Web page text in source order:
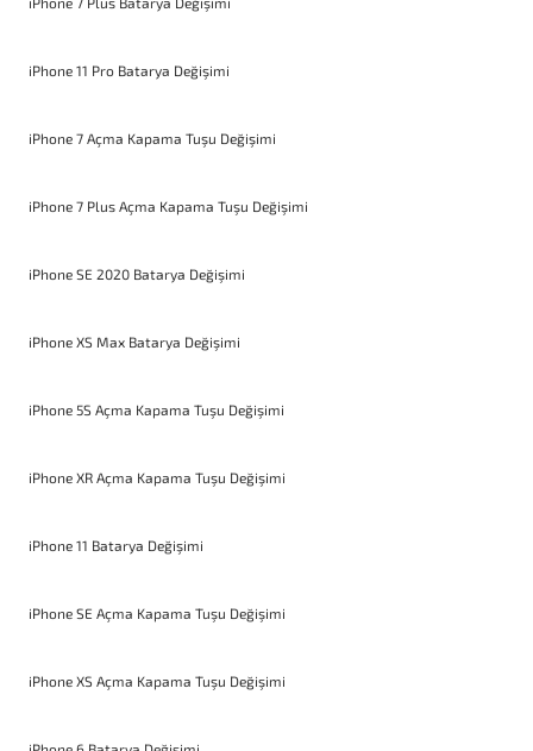
iPhone 11 Pro Batarya Değişimi
iPhone 7 Açma Kapama Tuşu Değişimi
iPhone 7 Plus Açma Kapama Tuşu Değişimi
iPhone SE 2020 Batarya Değişimi
iPhone XS Max Batarya Değişimi
iPhone 5S Açma Kapama Tuşu Değişimi
iPhone XR Açma Kapama Tuşu Değişimi
iPhone 11 Batarya Değişimi
iPhone SE Açma Kapama Tuşu Değişimi
iPhone XS Açma Kapama Tuşu Değişimi